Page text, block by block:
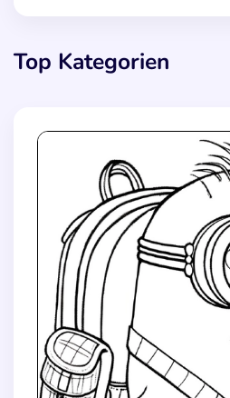
Top Kategorien